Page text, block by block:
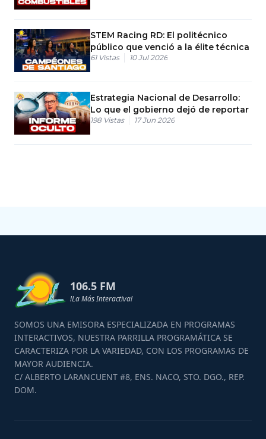
STEM Racing RD: El politécnico
público que venció a la élite técnica
61 Vistas 10 Jul 2026
Estrategia Nacional de Desarrollo:
Lo que el gobierno dejó de reportar
198 Vistas 17 Jun 2026
106.5 FM
!La Más Interactiva!
SOMOS UNA EMISORA ESPECIALIZADA EN PROGRAMAS
INTERACTIVOS, NUESTRA PARRILLA PROGRAMÁTICA SE
CARACTERIZA POR LA VARIEDAD, CON LOS PROGRAMAS DE
MAYOR AUDIENCIA.
C/ ALBERTO LARANCUENT #8, ENS. NACO, STO. DGO., REP.
DOM.